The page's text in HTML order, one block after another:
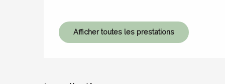
Afficher toutes les prestations